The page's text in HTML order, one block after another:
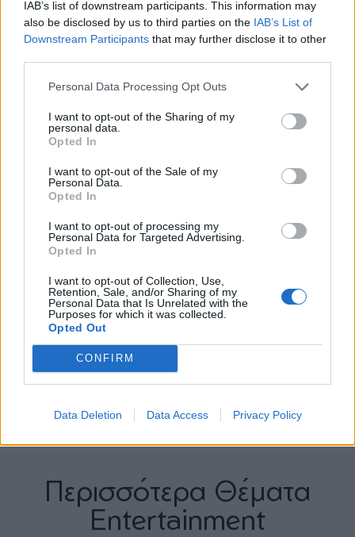
IAB’s list of downstream participants. This information may
also be disclosed by us to third parties on the IAB’s List of
Downstream Participants that may further disclose it to other
Personal Data Processing Opt Outs
I want to opt-out of the Sharing of my
personal data.
Opted In
I want to opt-out of the Sale of my
Personal Data.
Opted In
I want to opt-out of processing my
Personal Data for Targeted Advertising.
Opted In
I want to opt-out of Collection, Use,
Retention, Sale, and/or Sharing of my
Personal Data that Is Unrelated with the
Purposes for which it was collected.
Opted Out
CONFIRM
Data Deletion Data Access Privacy Policy
Περισσότερα Θέματα
Entertainment